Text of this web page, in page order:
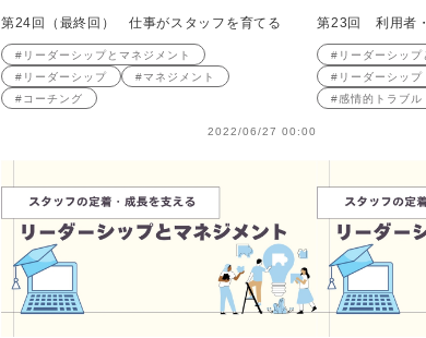
第24回（最終回） 仕事がスタッフを育てる
#リーダーシップとマネジメント
#リーダーシップ
#マネジメント
#コーチング
2022/06/27 00:00
第23回 利用者
#リーダーシップ
#リーダーシップ
#感情的トラブル